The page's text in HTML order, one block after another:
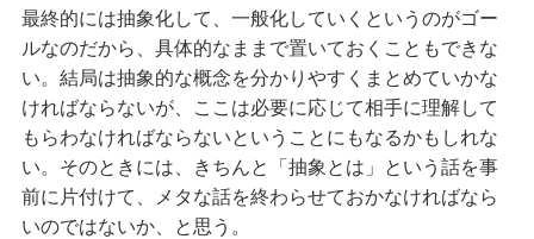
最終的には抽象化して、一般化していくというのがゴー
ルなのだから、具体的なままで置いておくこともできな
い。結局は抽象的な概念を分かりやすくまとめていかな
ければならないが、ここは必要に応じて相手に理解して
もらわなければならないということにもなるかもしれな
い。そのときには、きちんと「抽象とは」という話を事
前に片付けて、メタな話を終わらせておかなければなら
いのではないか、と思う。